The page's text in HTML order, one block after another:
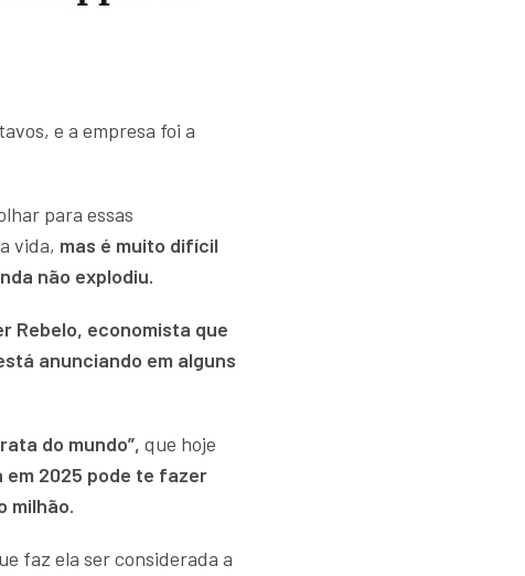
e a empresa foi a
para essas
vida, mas é muito difícil
não explodiu.
Rebelo, economista que
anunciando em alguns
do mundo”, que hoje
em 2025 pode te fazer
milhão.
faz ela ser considerada a